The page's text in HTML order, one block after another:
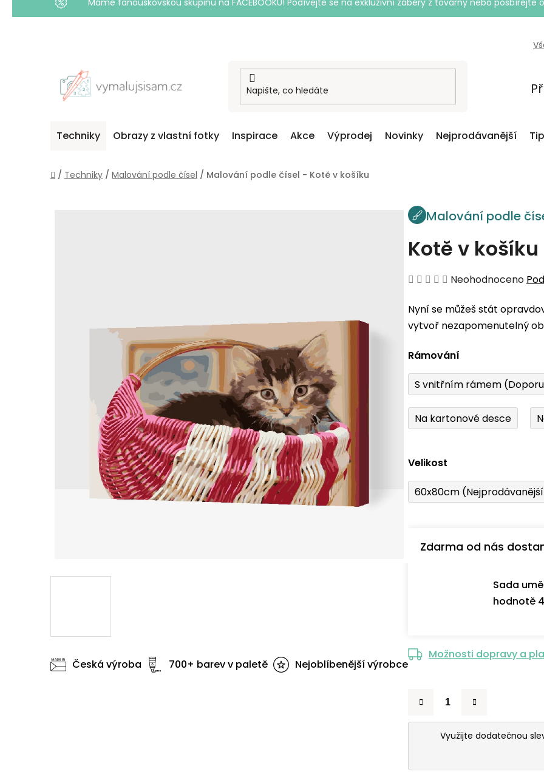
Máme fanouškovskou skupinu na FACEBOOKU! Podívejte se na exkluzivní záběry z továrny nebo
Techniky Obrazy z vlastní fotky Inspirace Akce Výprodej Novinky Nejprodávanější
Domů
/ Techniky / Malování podle čísel / Malování podle čísel - Kotě v košíku
Malování podle
Kotě v košíku
Průměrné
produktu
je
z
5
hvězdiček.
Neohodnoceno
Nyní se můžeš stát
vytvoř nezapomenutelný
Rámování
S vnitřním rámem
Na kartonové desce
Velikost
60x80cm
Zdarma od nás
Sada
hodnotě
Možnosti dopravy a
Využijte dodatečnou
Česká výroba 700+ barev v paletě Nejoblíbenější výrobce